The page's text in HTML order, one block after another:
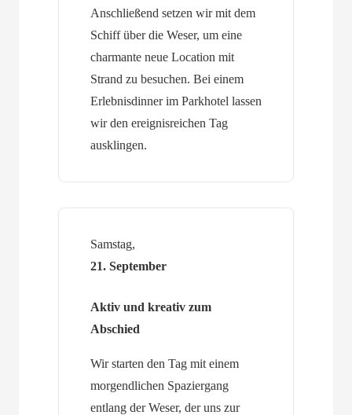
Anschließend setzen wir mit dem
Schiff über die Weser, um eine
charmante neue Location mit
Strand zu besuchen. Bei einem
Erlebnisdinner im Parkhotel lassen
wir den ereignisreichen Tag
ausklingen.
Samstag,
21. September
Aktiv und kreativ zum
Abschied
Wir starten den Tag mit einem
morgendlichen Spaziergang
entlang der Weser, der uns zur